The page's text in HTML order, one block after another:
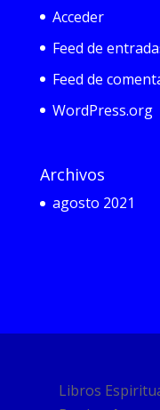
Acceder
Feed de
Feed de
WordPress.org
Archivos
agosto 2021
Libros